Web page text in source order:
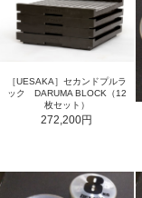
［UESAKA］セカンドプルラ
ック DARUMA BLOCK（12
枚セット）
272,200円